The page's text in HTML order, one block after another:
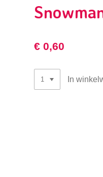
€ 0,60
In